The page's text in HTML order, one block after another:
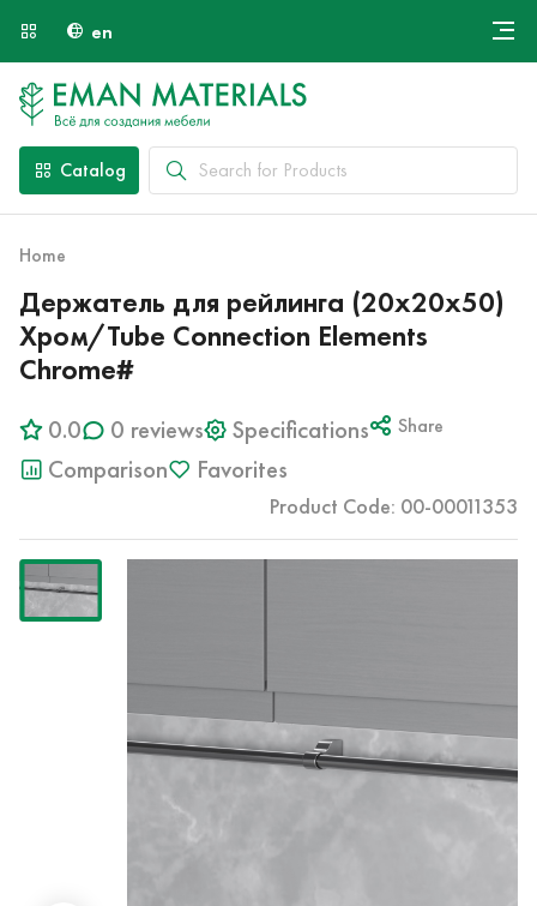
en
Payment and Delivery
Catalog
Home
Держатель для рейлинга (20х20х50)
Хром/Tube Connection Elements
Chrome#
0.0 0 reviews Specifications Share
Comparison Favorites
Product Code: 00-00011353